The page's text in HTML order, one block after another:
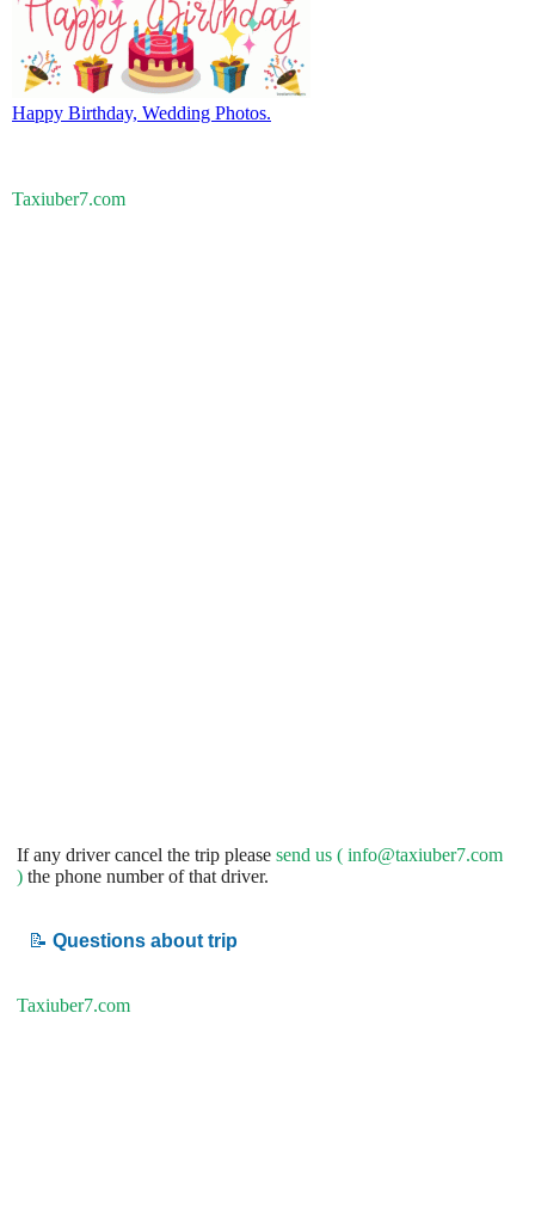
Happy Birthday, Wedding Photos.
Taxiuber7.com
If any driver cancel the trip please send us ( info@taxiuber7.com
) the phone number of that driver.
📝 Questions about trip
Taxiuber7.com